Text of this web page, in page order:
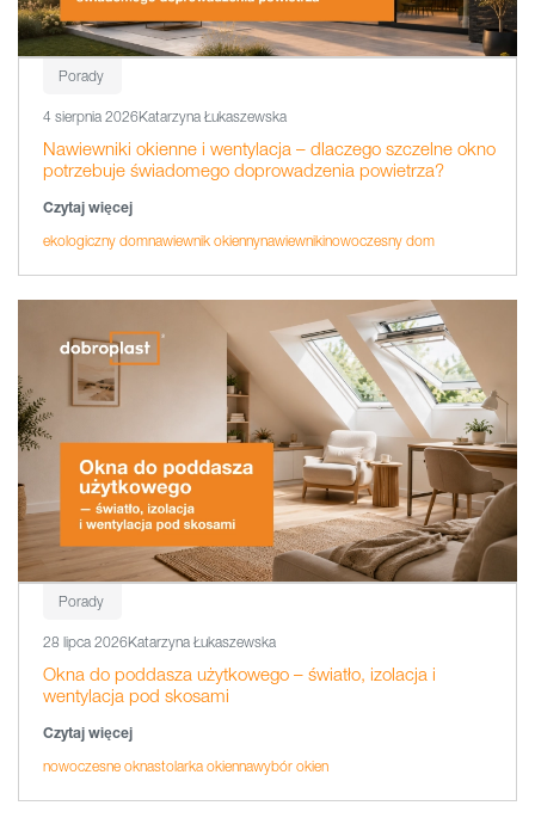
Porady
4 sierpnia 2026Katarzyna Łukaszewska
Nawiewniki okienne i wentylacja – dlaczego szczelne okno
potrzebuje świadomego doprowadzenia powietrza?
Czytaj więcej
ekologiczny domnawiewnik okiennynawiewnikinowoczesny dom
Porady
28 lipca 2026Katarzyna Łukaszewska
Okna do poddasza użytkowego – światło, izolacja i
wentylacja pod skosami
Czytaj więcej
nowoczesne oknastolarka okiennawybór okien